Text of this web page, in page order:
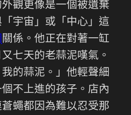
觀更像是一個被遺棄
宇宙」或「中心」這
關係。他正在對著一缸
七天的老蒜泥嘆氣。
我的蒜泥。」他輕聲細
不上進的孩子。店內
蠅都因為難以忍受那